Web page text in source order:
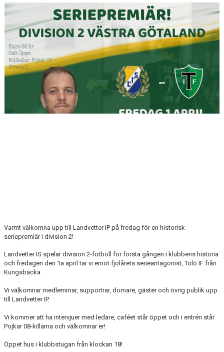
STÖDMEDLEM
SPELARE
LEDARE
POLICYDOKUMENT
Varmt välkomna upp till Landvetter IP på fredag för en historisk
seriepremiär i division 2!
Landvetter IS spelar division 2-fotboll för första gången i klubbens historia
och fredagen den 1a april tar vi emot fjolårets serieantagonist, Tölö IF från
Kungsbacka.
Vi välkomnar medlemmar, supportrar, domare, gäster och övrig publik upp
till Landvetter IP.
Vi kommer att ha intervjuer med ledare, caféet står öppet och i entrén står
Pojkar 08-killarna och välkomnar er!
Öppet hus i klubbstugan från klockan 18!